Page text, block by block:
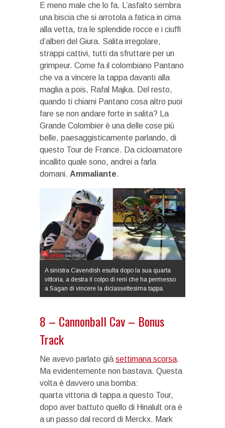
E meno male che lo fa. L’asfalto sembra
una biscia che si arrotola a fatica in cima
alla vetta, tra le splendide rocce e i ciuffi
d’alberi del Giura. Salita irregolare,
strappi cattivi, tutti da sfruttare per un
grimpeur. Come fa il colombiano Pantano
che va a vincere la tappa davanti alla
maglia a pois, Rafal Majka. Del resto,
quando ti chiami Pantano cosa altro puoi
fare se non andare forte in salita? La
Grande Colombier è una delle cose più
belle, paesaggisticamente parlando, di
questo Tour de France. Da cicloamatore
incallito quale sono, andrei a farla
domani. Ammaliante.
A sinistra Cavendish esulta dopo la sua quarta
vittoria, a destra il colpo di reni che ha permesso
a Sagan di vincere la diciassettesima tappa.
8 – Cannonball Cav – Bonus
Track
Ne avevo parlato già settimana scorsa.
Ma evidentemente non bastava. Questa
volta è davvero una bomba:
quarta vittoria di tappa a questo Tour,
dopo aver battuto quello di Hinalult ora è
a un passo dal record di Merckx. Mark